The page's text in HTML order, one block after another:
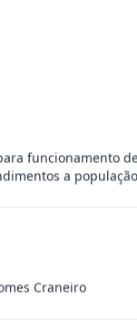
saúde, de forma
de pequeno porte
contrato a
especializada na
funcionamento
a
Craneiro